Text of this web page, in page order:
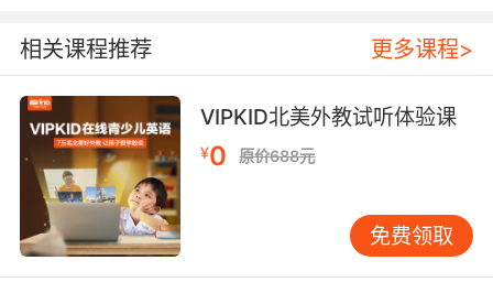
历中使用被动语态会使专业度下降35%。应
将"Responsible for managing classroom"改
为"Led interactive classes"，用动态动词增强
画面感。
语气需保持适度自信。斯坦福职业发展中心研究
指出，过度谦卑的表述会使竞争力下降22%。可
参考VIPKID优秀教师案例："Developed
相关课程推荐 更多课程>
VIPKID北美外教试听体验课
¥0 原价688元
免费领取